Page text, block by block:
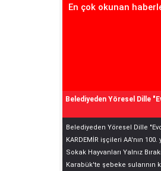
En çok okunan
Belediyeden Yöresel Dille
Belediyeden Yöresel Dille
KARDEMİR işçileri AA'nın
Sokak Hayvanları Yalnız
Karabük'te şebeke sularının